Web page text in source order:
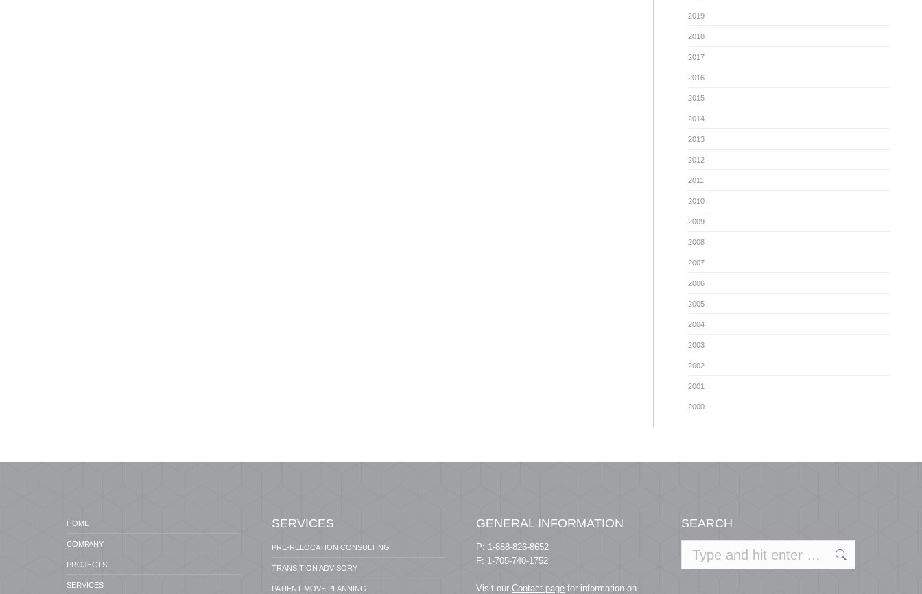
2019
2018
2017
2016
2015
2014
2013
2012
2011
2010
2009
2008
2007
2006
2005
2004
2003
2002
2001
2000
HOME
COMPANY
PROJECTS
SERVICES
SERVICES
PRE-RELOCATION CONSULTING
TRANSITION ADVISORY
PATIENT MOVE PLANNING
GENERAL INFORMATION
P: 1-888-826-8652
F: 1-705-740-1752
Visit our Contact page for information on
SEARCH